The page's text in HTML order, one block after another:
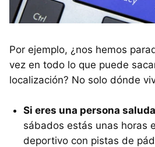
Por ejemplo, ¿nos hemos
vez en todo lo que puede
localización? No solo dónde
Si eres una persona
sábados estás unas horas
deportivo con pistas de